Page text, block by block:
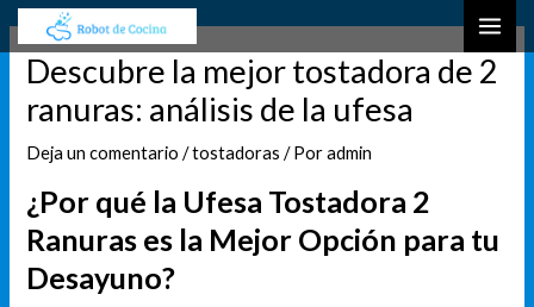
contenido
Descubre la mejor tostadora de 2
ranuras: análisis de la ufesa
Deja un comentario /tostadoras / Poradmin
¿Por qué la Ufesa Tostadora 2
Ranuras es la Mejor Opción para tu
Desayuno?
Navegación
de
entradas
u
s
c
a